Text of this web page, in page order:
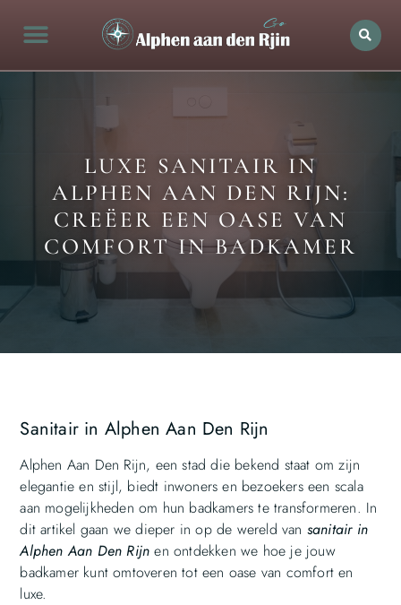
LUXE SANITAIR IN
ALPHEN AAN DEN RIJN:
CREËER EEN OASE VAN
COMFORT IN BADKAMER
Sanitair in Alphen Aan Den Rijn
Alphen Aan Den Rijn, een stad die bekend staat om zijn
elegantie en stijl, biedt inwoners en bezoekers een scala
aan mogelijkheden om hun badkamers te transformeren. In
dit artikel gaan we dieper in op de wereld van sanitair in
Alphen Aan Den Rijn en ontdekken we hoe je jouw
badkamer kunt omtoveren tot een oase van comfort en
luxe.